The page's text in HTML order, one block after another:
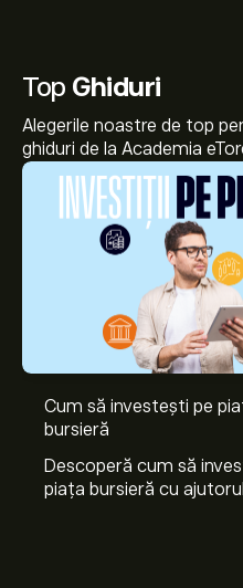
Top Ghiduri
Alegerile noastre de top
ghiduri de la Academia
Cum să investești pe
bursieră
Descoperă cum să
piața bursieră cu